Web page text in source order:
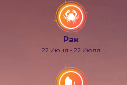
Рак
22 Июня - 22 Июля